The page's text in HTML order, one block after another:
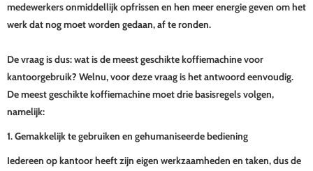
medewerkers onmiddellijk opfrissen en hen meer energie geven om het
werk dat nog moet worden gedaan, af te ronden.
De vraag is dus: wat is de meest geschikte koffiemachine voor
kantoorgebruik? Welnu, voor deze vraag is het antwoord eenvoudig.
De meest geschikte koffiemachine moet drie basisregels volgen,
namelijk:
1. Gemakkelijk te gebruiken en gehumaniseerde bediening
Iedereen op kantoor heeft zijn eigen werkzaamheden en taken, dus de